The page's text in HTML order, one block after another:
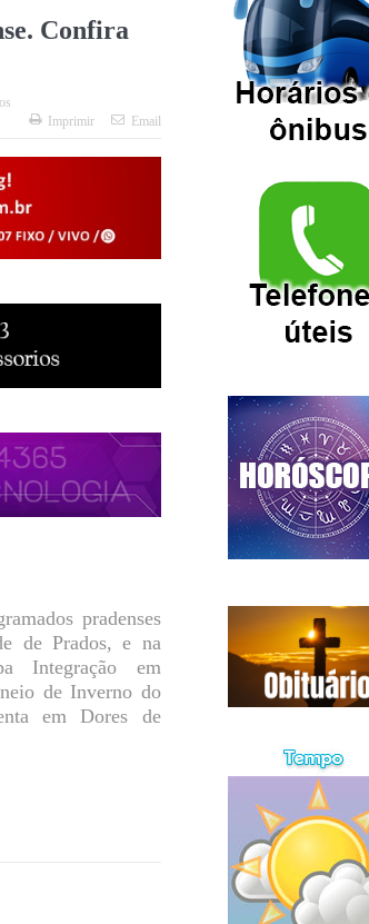
Confira
Imprimir
Email
pradenses
de Prados, e na
Integração em
de Inverno do
em Dores de